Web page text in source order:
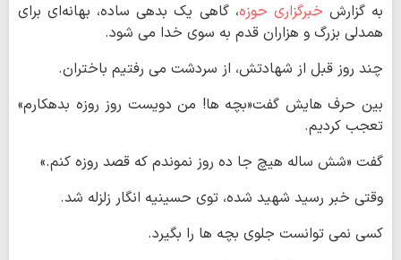
به گزارش خبرگزاری حوزه، گاهی یک بدهی ساده، بهانه‌ای برای
همدلی بزرگ و هزاران قدم به سوی خدا می شود.
چند روز قبل از شهادتش، از سردشت می رفتیم باختران.
بین حرف هایش گفت«بچه ها! من دویست روز روزه بدهکارم»
تعجب کردیم.
گفت «شش ساله هیچ جا ده روز نموندم که قصد روزه کنم.»
وقتی خبر رسید شهید شده، توی حسینیه انگار زلزله شد.
کسی نمی توانست جلوی بچه ها را بگیرد.